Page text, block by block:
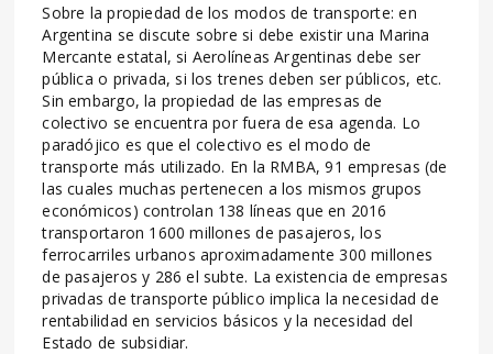
Sobre la propiedad de los modos de transporte: en
Argentina se discute sobre si debe existir una Marina
Mercante estatal, si Aerolíneas Argentinas debe ser
pública o privada, si los trenes deben ser públicos, etc.
Sin embargo, la propiedad de las empresas de
colectivo se encuentra por fuera de esa agenda. Lo
paradójico es que el colectivo es el modo de
transporte más utilizado. En la RMBA, 91 empresas (de
las cuales muchas pertenecen a los mismos grupos
económicos) controlan 138 líneas que en 2016
transportaron 1600 millones de pasajeros, los
ferrocarriles urbanos aproximadamente 300 millones
de pasajeros y 286 el subte. La existencia de empresas
privadas de transporte público implica la necesidad de
rentabilidad en servicios básicos y la necesidad del
Estado de subsidiar.